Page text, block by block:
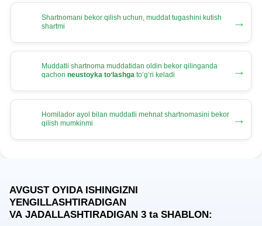
Shartnomani bekor qilish uchun, muddat tugashini kutish
shartmi
→
Muddatli shartnoma muddatidan oldin bekor qilinganda
qachon neustoyka toʻlashga toʻgʻri keladi →
Homilador ayol bilan muddatli mehnat shartnomasini bekor
qilish mumkinmi
→
AVGUST OYIDA ISHINGIZNI
YENGILLASHTIRADIGAN
VA JADALLASHTIRADIGAN 3 taSHABLON: